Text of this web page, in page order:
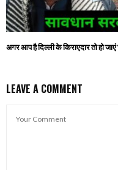
अगर आप है दिल्ली के किराएदार तो हो
LEAVE A COMMENT